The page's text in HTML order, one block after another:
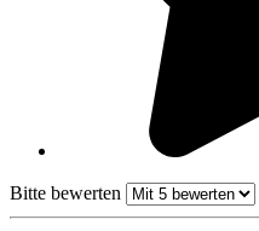
Bitte bewerten